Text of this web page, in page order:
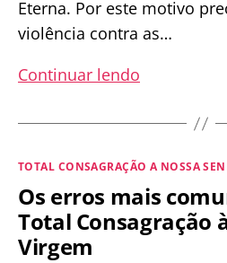
Eterna. Por este motivo
violência contra as…
Continuar lendo
rezar
poderosa
Oração
pela
Categorias
TOTAL CONSAGRAÇÃO A NOSSA
Os erros mais
Total Consagração
Virgem